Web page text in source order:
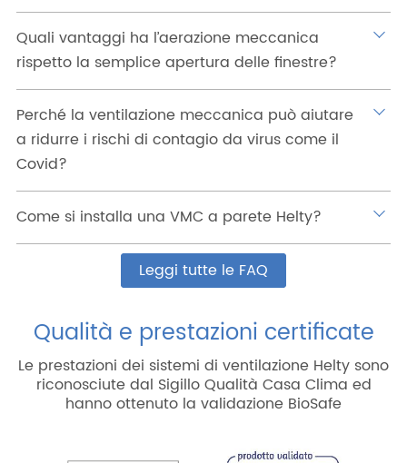
Quali vantaggi ha l’aerazione meccanica
rispetto la semplice apertura delle finestre?
Perché la ventilazione meccanica può aiutare
a ridurre i rischi di contagio da virus come il
Covid?
Come si installa una VMC a parete Helty?
Leggi tutte le FAQ
Qualità e prestazioni certificate
Le prestazioni dei sistemi di ventilazione Helty sono
riconosciute dal Sigillo Qualità Casa Clima ed
hanno ottenuto la validazione BioSafe